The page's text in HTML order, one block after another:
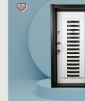
favorite_border